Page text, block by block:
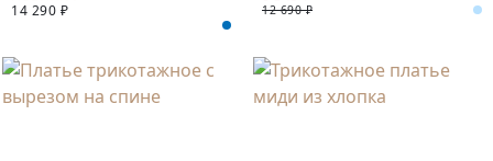
14 290 ₽ 12 690 ₽